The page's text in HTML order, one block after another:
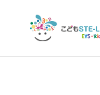
向け音楽教室
こども